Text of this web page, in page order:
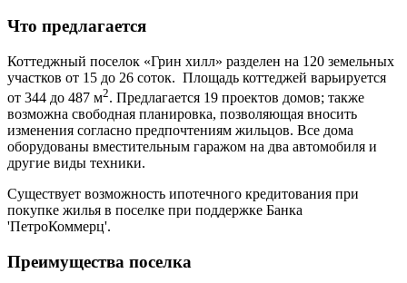
Что предлагается
Коттеджный поселок «Грин хилл» разделен на 120 земельных
участков от 15 до 26 соток. Площадь коттеджей варьируется
от 344 до 487 м2. Предлагается 19 проектов домов; также
возможна свободная планировка, позволяющая вносить
изменения согласно предпочтениям жильцов. Все дома
оборудованы вместительным гаражом на два автомобиля и
другие виды техники.
Существует возможность ипотечного кредитования при
покупке жилья в поселке при поддержке Банка
'ПетроКоммерц'.
Преимущества поселка